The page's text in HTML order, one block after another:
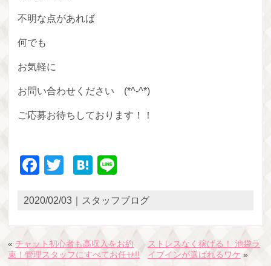
不明な点があれば
何でも
お気軽に
お問い合わせください　(*^-^*)
ご応募お待ちしております！！
Facebook
TwitterHatena
2020/02/03｜スタッフブログ
«チャット初心者も高収入をお約
束！管理スタッフにすべてお任せ!!
ストレスなく稼げる！ 池袋ラ
イブインが選ばれるワケ »